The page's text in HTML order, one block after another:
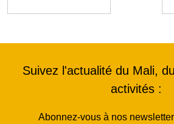
Suivez l'actualité du Mali,
activités :
Abonnez-vous à nos